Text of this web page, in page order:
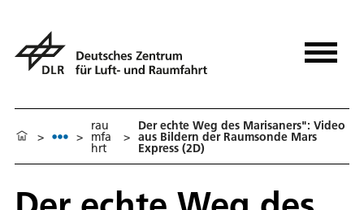
> >
rau
mfa
hrt
>
Der echte Weg des Marisaners": Video
aus Bildern der Raumsonde Mars
Express (2D)